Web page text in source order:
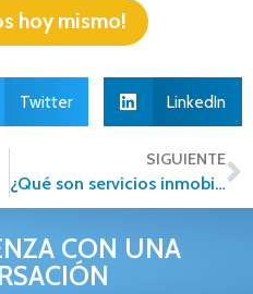
hoy mismo!
Twitter LinkedIn
SIGUIENTE
¿Qué son servicios inmobiliarios?
CON UNA